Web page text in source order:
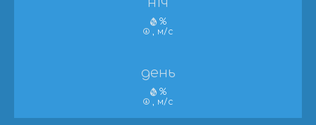
%
, м/с
день
%
, м/с